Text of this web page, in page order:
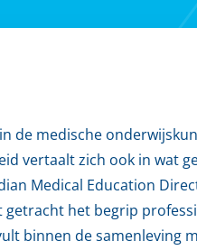
de medische
vertaalt zich ook in wat
Medical Education
het begrip
binnen de samenleving